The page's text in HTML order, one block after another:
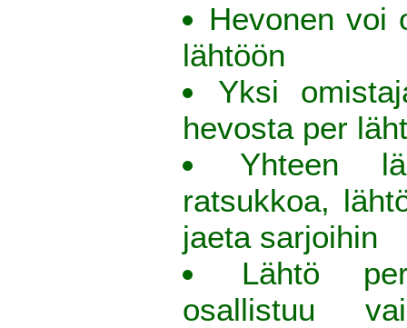
Hevonen voi
lähtöön
Yksi
hevosta per
Yhteen
ratsukkoa,
jaeta sarjoihin
Lähtö
osallistuu